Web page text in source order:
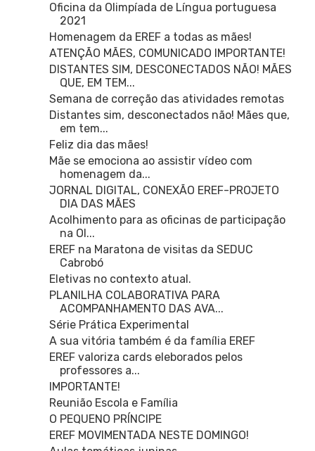
Oficina da Olimpíada de Língua portuguesa
2021
Homenagem da EREF a todas as mães!
ATENÇÃO MÃES, COMUNICADO IMPORTANTE!
DISTANTES SIM, DESCONECTADOS NÃO! MÃES
QUE, EM TEM...
Semana de correção das atividades remotas
Distantes sim, desconectados não! Mães que,
em tem...
Feliz dia das mães!
Mãe se emociona ao assistir vídeo com
homenagem da...
JORNAL DIGITAL, CONEXÃO EREF-PROJETO
DIA DAS MÃES
Acolhimento para as oficinas de participação
na Ol...
EREF na Maratona de visitas da SEDUC
Cabrobó
Eletivas no contexto atual.
PLANILHA COLABORATIVA PARA
ACOMPANHAMENTO DAS AVA...
Série Prática Experimental
A sua vitória também é da família EREF
EREF valoriza cards eleborados pelos
professores a...
IMPORTANTE!
Reunião Escola e Família
O PEQUENO PRÍNCIPE
EREF MOVIMENTADA NESTE DOMINGO!